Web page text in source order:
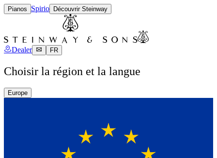
Pianos Spirio Découvrir Steinway
Dealer FR
Choisir la région et la langue
Europe